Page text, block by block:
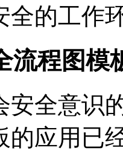
全的工作
流程图模
安全意识
的应用已